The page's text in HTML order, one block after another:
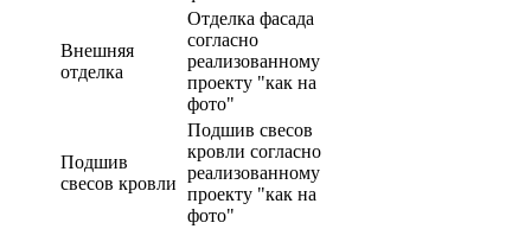
Внешняя
отделка
Отделка фасада
согласно
реализованному
проекту "как на
фото"
Подшив
свесов кровли
Подшив свесов
кровли согласно
реализованному
проекту "как на
фото"